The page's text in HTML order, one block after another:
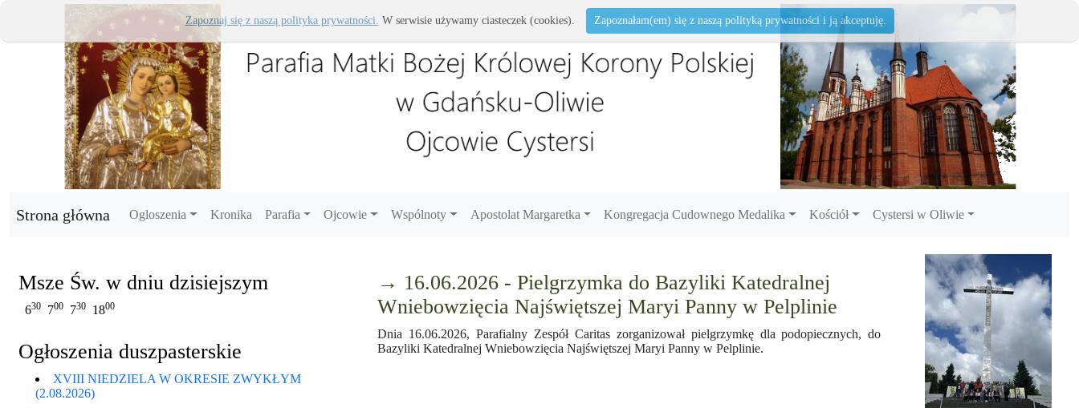
Strona główna Ogloszenia Kronika Parafia Ojcowie Wspólnoty Apostolat Margaretka Kongregacja Cudownego Medalika Kościół Cystersi w Oliwie
Msze Św. w dniu dzisiejszym
630 700 730 1800
Ogłoszenia duszpasterskie
XVIII NIEDZIELA W OKRESIE ZWYKŁYM
(2.08.2026)
→ 16.06.2026 - Pielgrzymka do Bazyliki Katedralnej
Wniebowzięcia Najświętszej Maryi Panny w Pelplinie
Dnia 16.06.2026, Parafialny Zespół Caritas zorganizował pielgrzymkę dla podopiecznych, do
Bazyliki Katedralnej Wniebowzięcia Najświętszej Maryi Panny w Pelplinie.
Zapoznaj się z naszą polityka prywatności. W serwisie używamy ciasteczek (cookies). Zapoznałam(em) się z naszą polityką prywatności i ją akceptuję.